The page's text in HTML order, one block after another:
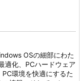
OSの細部にわた
適化、PCハードウェア
環境を快適にするた